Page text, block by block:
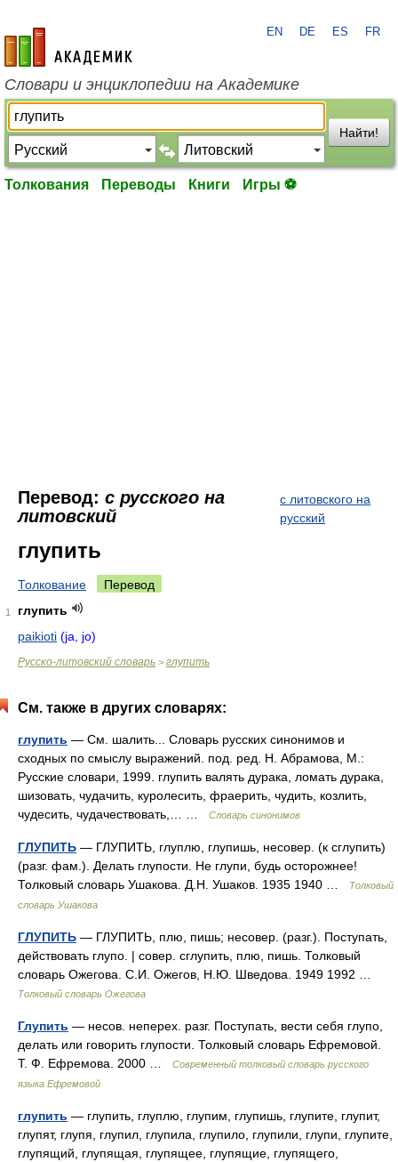
academic.ru
EN DE ES FR
Словари и энциклопедии на Академике
Найти!
Толкования Переводы Книги Игры ⚽
Перевод: с русского на
литовский
с литовского на
русский
глупить
Толкование Перевод
1
глупить
paikioti (ja, jo)
Русско-литовский словарь > глупить
См. также в других словарях:
глупить — См. шалить... Словарь русских синонимов и
сходных по смыслу выражений. под. ред. Н. Абрамова, М.:
Русские словари, 1999. глупить валять дурака, ломать дурака,
шизовать, чудачить, куролесить, фраерить, чудить, козлить,
чудесить, чудачествовать,… …
Словарь синонимов
ГЛУПИТЬ — ГЛУПИТЬ, глуплю, глупишь, несовер. (к сглупить)
(разг. фам.). Делать глупости. Не глупи, будь осторожнее!
Толковый словарь Ушакова. Д.Н. Ушаков. 1935 1940 …
Толковый
словарь Ушакова
ГЛУПИТЬ — ГЛУПИТЬ, плю, пишь; несовер. (разг.). Поступать,
действовать глупо. | совер. сглупить, плю, пишь. Толковый
словарь Ожегова. С.И. Ожегов, Н.Ю. Шведова. 1949 1992 …
Толковый словарь Ожегова
Глупить — несов. неперех. разг. Поступать, вести себя глупо,
делать или говорить глупости. Толковый словарь Ефремовой.
Т. Ф. Ефремова. 2000 …
Современный толковый словарь русского
языка Ефремовой
глупить — глупить, глуплю, глупим, глупишь, глупите, глупит,
глупят, глупя, глупил, глупила, глупило, глупили, глупи, глупите,
глупящий, глупящая, глупящее, глупящие, глупящего,